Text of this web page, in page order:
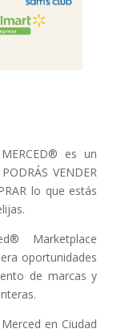
es un
VENDER
lo que estás
Marketplace
oportunidades
de marcas y
en Ciudad